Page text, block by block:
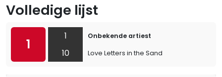
Volledige lijst
1
1
10
Onbekende artiest
Love Letters in the Sand